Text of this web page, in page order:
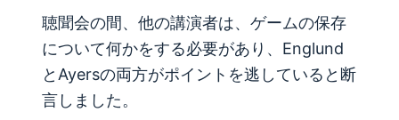
聴聞会の間、他の講演者は、ゲームの保存
について何かをする必要があり、Englund
とAyersの両方がポイントを逃していると断
言しました。